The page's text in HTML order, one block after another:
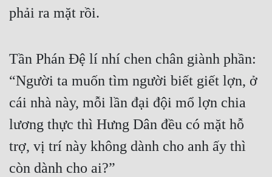
phải ra mặt rồi.
Tần Phán Đệ lí nhí chen chân giành phần:
“Người ta muốn tìm người biết giết lợn, ở
cái nhà này, mỗi lần đại đội mổ lợn chia
lương thực thì Hưng Dân đều có mặt hỗ
trợ, vị trí này không dành cho anh ấy thì
còn dành cho ai?”